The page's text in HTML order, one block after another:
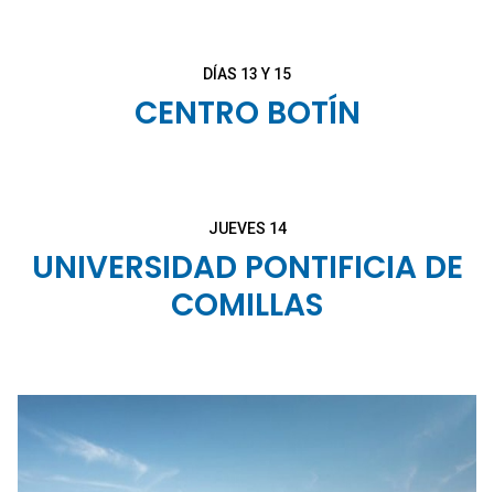
DÍAS 13 Y 15
CENTRO BOTÍN
JUEVES 14
UNIVERSIDAD PONTIFICIA DE
COMILLAS